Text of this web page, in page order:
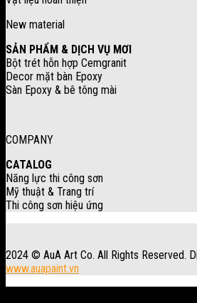
New material
SẢN PHẨM & DỊCH VỤ MƠI
Bột trét hỗn hợp Cemgranit
Decor mặt bàn Epoxy
Sàn Epoxy & bê tông mài
COMPANY
CATALOG
Năng lực thi công sơn
Mỹ thuật & Trang trí
Thi công sơn hiệu ứng
2024 © AuA Art Co. All Rights Reserved.
www.auapaint.vn